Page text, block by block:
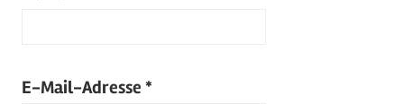
E-Mail-Adresse *